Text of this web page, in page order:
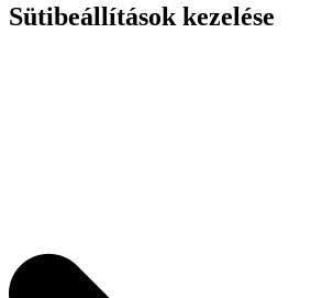
Sütibeállítások kezelése